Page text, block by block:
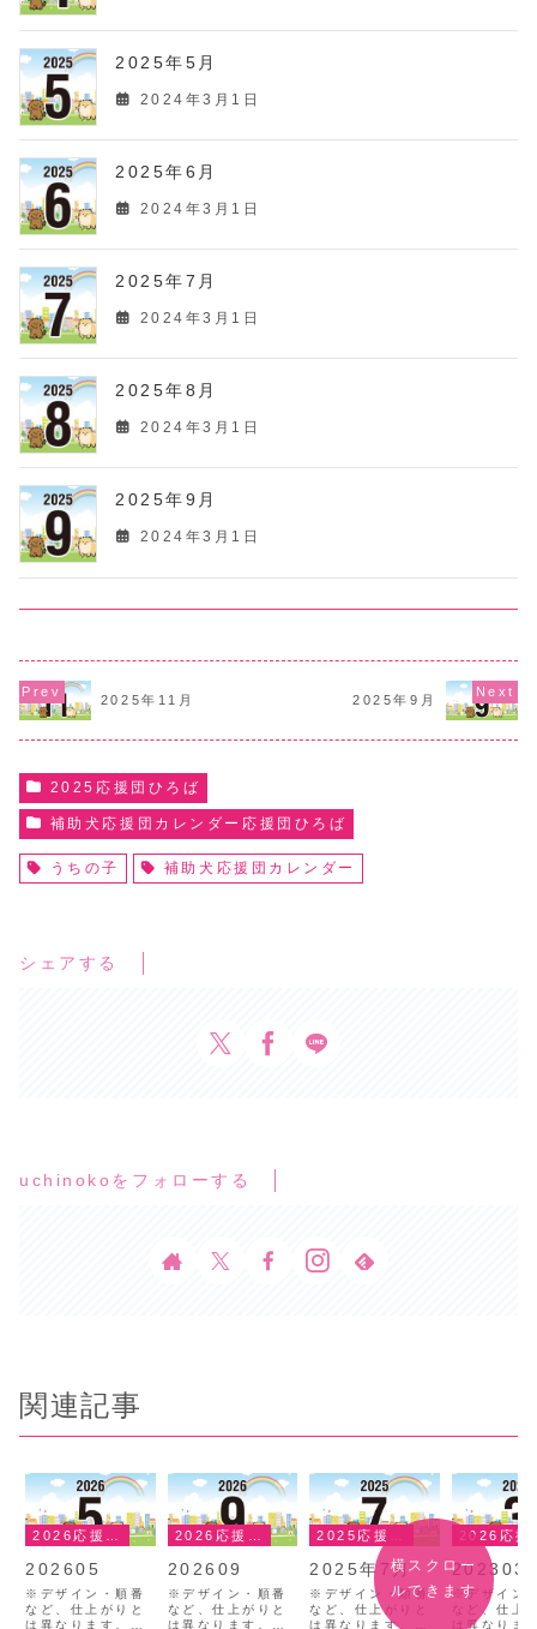
2025年5月
2024年3月1日
2025年6月
2024年3月1日
2025年7月
2024年3月1日
2025年8月
2024年3月1日
2025年9月
2024年3月1日
2025年11月 2025年9月
2025応援団ひろば
補助犬応援団カレンダー応援団ひろば
うちの子 補助犬応援団カレンダー
シェアする
uchinokoをフォローする
関連記事
202605
※デザイン・順番
など、仕上がりと
は異なります。写
202609
※デザイン・順番
など、仕上がりと
は異なります。写
2025年7月
※デザイン・順番
など、仕上がりと
は異なります。写
202303
※デザイン
など、仕上
は異なりま
横スクロー
ルできます